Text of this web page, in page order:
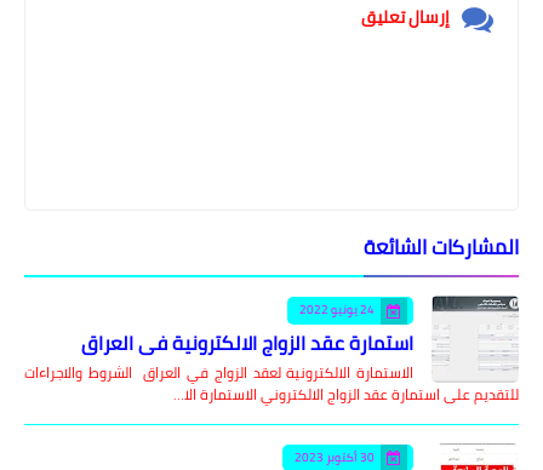
إرسال تعليق
المشاركات الشائعة
24 يونيو 2022
استمارة عقد الزواج الالكترونية في العراق
الاستمارة الالكترونية لعقد الزواج في العراق الشروط والاجراءات
للتقديم على استمارة عقد الزواج الالكتروني الاستمارة الا…
30 أكتوبر 2023